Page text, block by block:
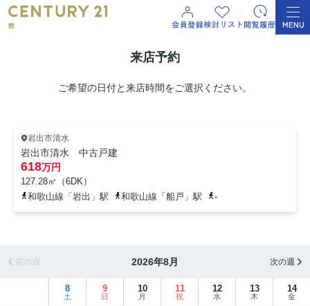
来店予約
ご希望の日付と来店時間をご選択ください。
岩出市清水
岩出市清水 中古戸建
618万円
127.28㎡（6DK）
和歌山線「岩出」駅
和歌山線「船戸」駅 -
前の週 2026年8月 次の週
8
土
9
日
10
月
11
祝
12
水
13
木
14
金